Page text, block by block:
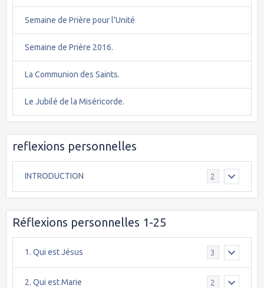
Semaine de Prière pour l'Unité
Semaine de Prière 2016.
La Communion des Saints.
Le Jubilé de la Miséricorde.
reflexions personnelles
INTRODUCTION 2
Réflexions personnelles 1-25
1. Qui est Jésus 3
2. Qui est Marie 2